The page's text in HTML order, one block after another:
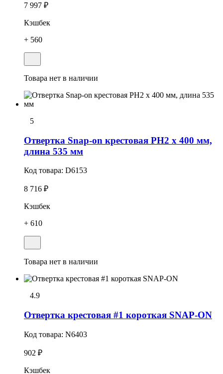
7 997 ₽
Кэшбек
+ 560
Товара нет в наличии
5
Отвертка Snap-on крестовая PH2 х 400 мм,
длина 535 мм
Код товара: D6153
8 716 ₽
Кэшбек
+ 610
Товара нет в наличии
4.9
Отвертка крестовая #1 короткая SNAP-ON
Код товара: N6403
902 ₽
Кэшбек